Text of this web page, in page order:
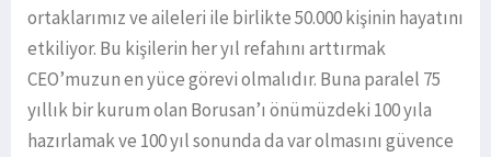
ortaklarımız ve aileleri ile birlikte 50.000 kişinin hayatını
etkiliyor. Bu kişilerin her yıl refahını arttırmak
CEO’muzun en yüce görevi olmalıdır. Buna paralel 75
yıllık bir kurum olan Borusan’ı önümüzdeki 100 yıla
hazırlamak ve 100 yıl sonunda da var olmasını güvence